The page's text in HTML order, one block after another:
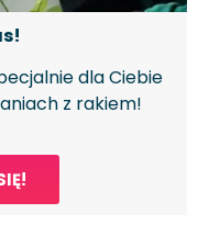
dla Ciebie
z rakiem!